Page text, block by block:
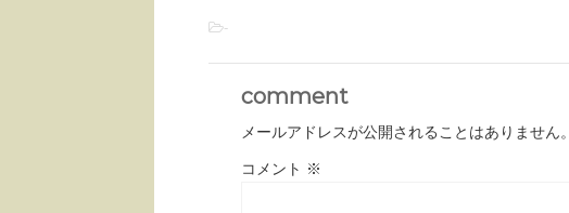
-
comment
メールアドレスが公開されることはありません。
コメント ※